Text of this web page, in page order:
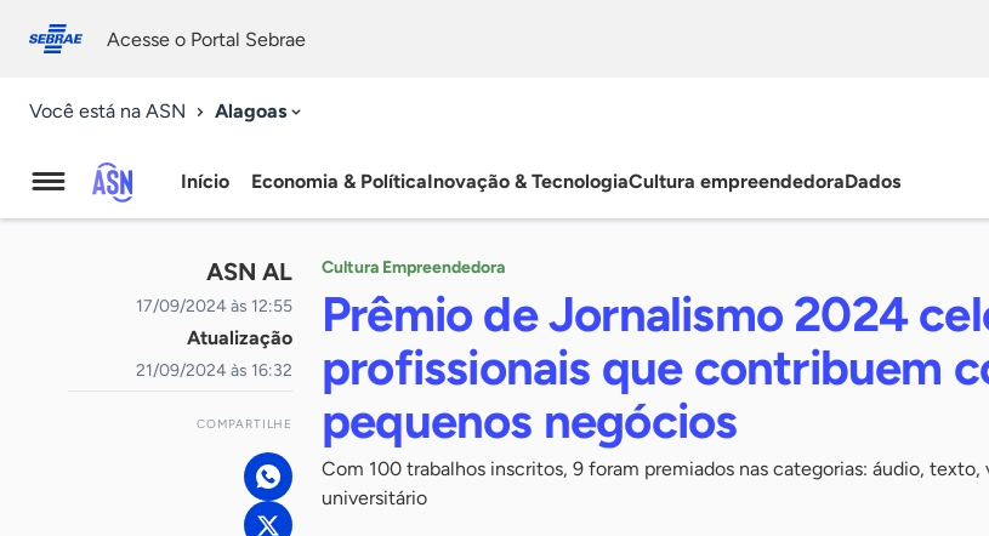
conosco
Acesse o Portal Sebrae
Você está na ASN Alagoas
Agência
Sebrae
Notícias
Início Economia & PolíticaInovação & TecnologiaCultura empreendedoraDados
ASN AL
17/09/2024 às 12:55
Atualização
21/09/2024 às 16:32
COMPARTILHE
Cultura Empreendedora
Prêmio de Jornalismo 2024
profissionais que contribuem
pequenos negócios
Com 100 trabalhos inscritos, 9 foram premiados nas categorias: áudio,
universitário